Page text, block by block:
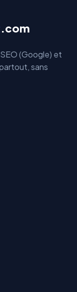
.com
(Google) et
sans